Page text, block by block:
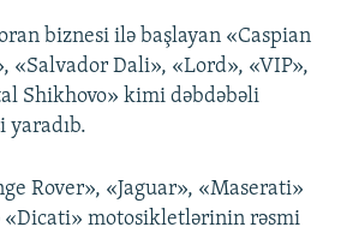
biznesi ilə başlayan «Caspian
«Salvador Dali», «Lord», «VIP»,
Shikhovo» kimi dəbdəbəli
yaradıb.
Rover», «Jaguar», «Maserati»
motosikletlərinin rəsmi